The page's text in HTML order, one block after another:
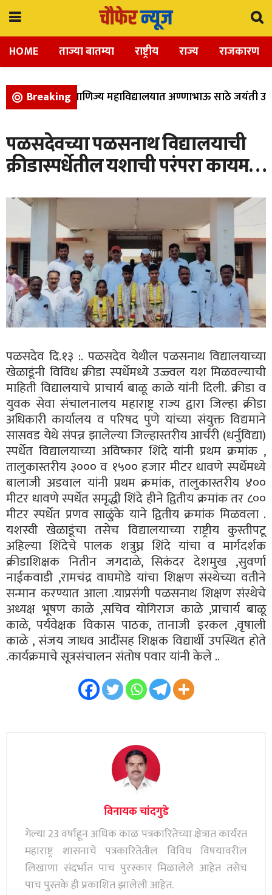
HOME ताज्या बातम्या राष्ट्रीय राज्य राजकारण
Breaking
आणि वाणिज्य महाविद्यालयात अण्णाभाऊ साठे जयंती
पळसदेवच्या पळसनाथ विद्यालयाची
क्रीडास्पर्धेतील यशाची परंपरा कायम…
पळसदेव दि.१३ :. पळसदेव येथील पळसनाथ विद्यालयाच्या
खेळाडूंनी विविध क्रीडा स्पर्धेमध्ये उज्ज्वल यश मिळवल्याची
माहिती विद्यालयाचे प्राचार्य बाळू काळे यांनी दिली. क्रीडा व
युवक सेवा संचालनालय महाराष्ट्र राज्य द्वारा जिल्हा क्रीडा
अधिकारी कार्यालय व परिषद पुणे यांच्या संयुक्त विद्यमाने
सासवड येथे संपन्न झालेल्या जिल्हास्तरीय आर्चरी (धर्नुविद्या)
स्पर्धेत विद्यालयाच्या अविष्कार शिंदे यांनी प्रथम क्रमांक ,
तालुकास्तरीय ३००० व १५०० हजार मीटर धावणे स्पर्धेमध्ये
बालाजी अडवाल यांनी प्रथम क्रमांक, तालुकास्तरीय ४००
मीटर धावणे स्पर्धेत समृद्धी शिंदे हीने द्वितीय क्रमांक तर ८००
मीटर स्पर्धेत प्रणव साळुंके याने द्वितीय क्रमांक मिळवला .
यशस्वी खेळाडूंचा तसेच विद्यालयाच्या राष्ट्रीय कुस्तीपटू
अहिल्या शिंदेचे पालक शत्रुघ्न शिंदे यांचा व मार्गदर्शक
क्रीडाशिक्षक नितीन जगदाळे, सिकंदर देशमुख ,सुवर्णा
नाईकवाडी ,रामचंद्र वाघमोडे यांचा शिक्षण संस्थेच्या वतीने
सन्मान करण्यात आला .याप्रसंगी पळसनाथ शिक्षण संस्थेचे
अध्यक्ष भूषण काळे ,सचिव योगिराज काळे ,प्राचार्य बाळू
काळे, पर्यवेक्षक विकास पाठक, तानाजी इरकल ,वृषाली
काळे , संजय जाधव आदींसह शिक्षक विद्यार्थी उपस्थित होते
.कार्यक्रमाचे सूत्रसंचालन संतोष पवार यांनी केले ..
विनायक चांदगुडे
गेल्या 23 वर्षाहून अधिक काळ पत्रकारितेच्या क्षेत्रात कार्यरत
महाराष्ट्र शासनाचे पत्रकारितेतील विविध विषयावरील
लिखाणा संदर्भात पाच पुरस्कार मिळालेले आहेत तसेच
पाच पुस्तके ही प्रकाशित झालेली आहेत.